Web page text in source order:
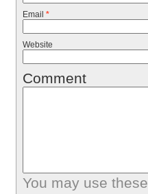
Email *
Website
Comment
You may use these